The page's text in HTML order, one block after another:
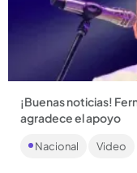
¡Buenas noticias!
agradece el apoyo
cirugía....
Nacional Video